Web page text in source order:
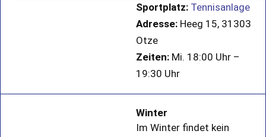
Sportplatz: Tennisanlage
Adresse:Heeg 15, 31303
Otze
Zeiten:Mi. 18:00 Uhr –
19:30 Uhr
Winter
Im Winter findet kein